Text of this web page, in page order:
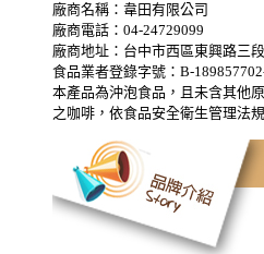
廠商名稱：韋田有限公司
廠商電話：04-24729099
廠商地址：台中市西區東興路三
食品業者登錄字號：B-
本產品為沖泡食品，且未含其他
之咖啡，依食品安全衛生管理法